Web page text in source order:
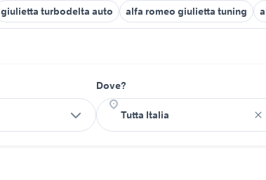
giulietta turbodelta auto alfa romeo giulietta tuning
Dove?